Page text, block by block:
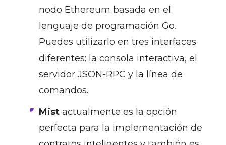
nodo Ethereum basada en el
lenguaje de programación Go.
Puedes utilizarlo en tres interfaces
diferentes: la consola interactiva, el
servidor JSON-RPC y la línea de
comandos.
Mist actualmente es la opción
perfecta para la implementación de